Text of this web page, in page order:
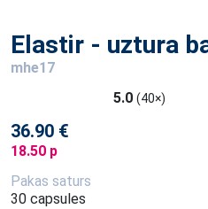
Elastir - uztura
mhe17
5.0 (40×)
36.90 €
18.50 p
Pakas saturs
30 capsules